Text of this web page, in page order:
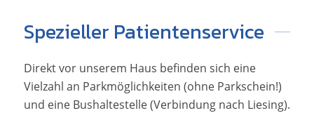
Spezieller Patientenservice
Direkt vor unserem Haus befinden sich eine
Vielzahl an Parkmöglichkeiten (ohne Parkschein!)
und eine Bushaltestelle (Verbindung nach Liesing).